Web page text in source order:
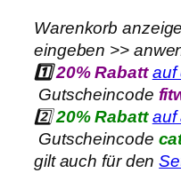
Warenkorb
eingeben >>
1️⃣20% Rabatt auf
Gutscheincode
2️⃣20% Rabattauf
Gutscheincode
gilt auch für den